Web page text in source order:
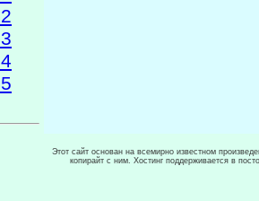
Этот сайт основан на всемирно известном
копирайт с ним. Хостинг поддерживается в